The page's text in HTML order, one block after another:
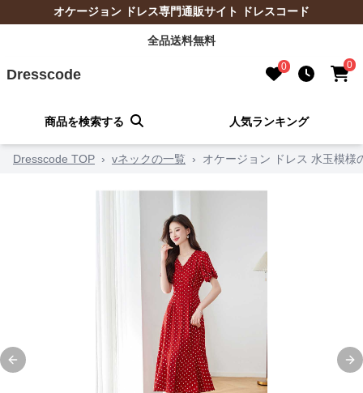
オケージョン ドレス専門通販サイト ドレスコード
全品送料無料
Dresscode 0 0
商品を検索する 人気ランキング
Dresscode TOP › vネックの一覧 › オケージョン ドレス 水玉模様
Previous slide